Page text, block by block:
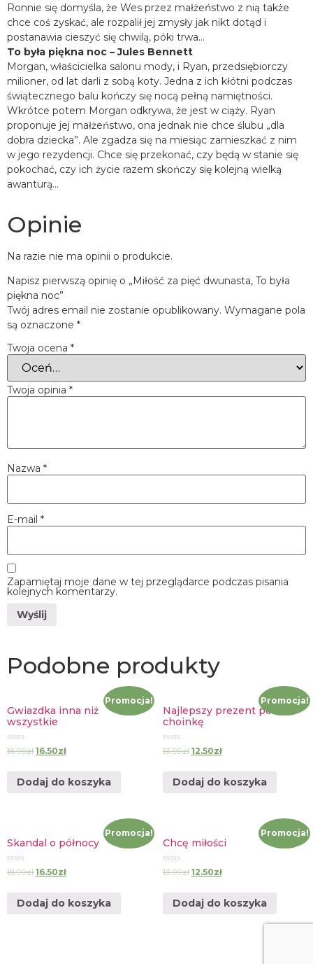
Ronnie się domyśla, że Wes przez małżeństwo z nią także
chce coś zyskać, ale rozpalił jej zmysły jak nikt dotąd i
postanawia cieszyć się chwilą, póki trwa…
To była piękna noc – Jules Bennett
Morgan, właścicielka salonu mody, i Ryan, przedsiębiorczy
milioner, od lat darli z sobą koty. Jedna z ich kłótni podczas
świątecznego balu kończy się nocą pełną namiętności.
Wkrótce potem Morgan odkrywa, że jest w ciąży. Ryan
proponuje jej małżeństwo, ona jednak nie chce ślubu „dla
dobra dziecka”. Ale zgadza się na miesiąc zamieszkać z nim
w jego rezydencji. Chce się przekonać, czy będą w stanie się
pokochać, czy ich życie razem skończy się kolejną wielką
awanturą…
Opinie
Na razie nie ma opinii o produkcie.
Napisz pierwszą opinię o „Miłość za pięć dwunasta, To była
piękna noc”
Twój adres email nie zostanie opublikowany. Wymagane pola
są oznaczone *
Twoja ocena *
Twoja opinia *
Nazwa *
E-mail *
Zapamiętaj moje dane w tej przeglądarce podczas pisania
kolejnych komentarzy.
Podobne produkty
Promocja!
Gwiazdka inna niż
wszystkie
Oceniono
0
18.99zł 16.50zł
Dodaj do koszyka
Promocja!
Najlepszy prezent pod
choinkę
Oceniono
0
13.99zł 12.50zł
Dodaj do koszyka
Promocja!
Skandal o północy
Oceniono
0
18.99zł 16.50zł
Dodaj do koszyka
Promocja!
Chcę miłości
Oceniono
0
13.99zł 12.50zł
Dodaj do koszyka